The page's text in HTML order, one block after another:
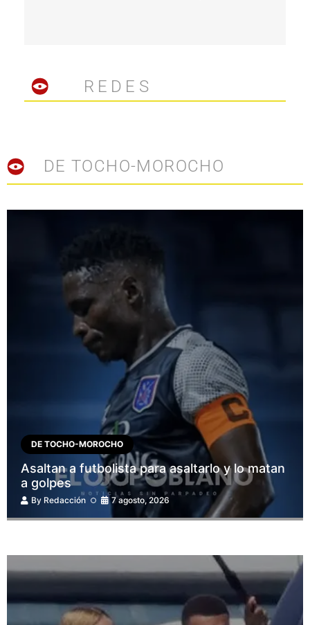
REDES
DE TOCHO-MOROCHO
DE TOCHO-MOROCHO
Asaltan a futbolista para asaltarlo y lo matan
a golpes
By Redacción 7 agosto, 2026